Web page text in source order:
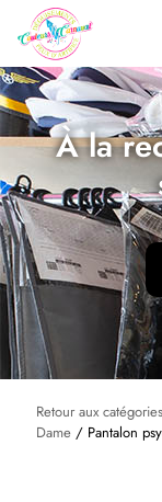
À la
Retour aux
Dame / Pantalon